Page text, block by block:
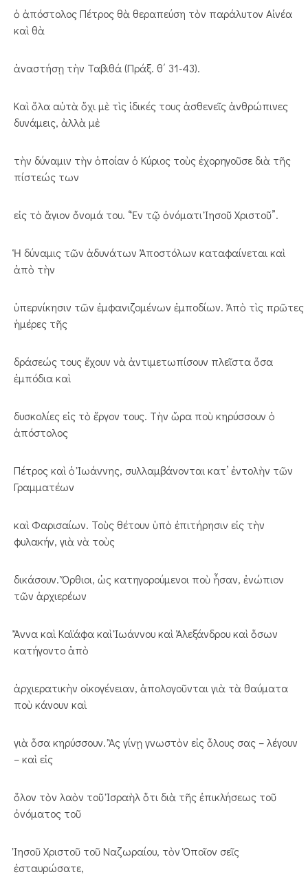
ὁ ἀπόστολος Πέτρος θὰ θεραπεύση τὸν παράλυτον Αἰνέα
καὶ θὰ
ἀναστήσῃ τὴν Ταβιθά (Πράξ. θ΄ 31-43).
Καὶ ὅλα αὐτὰ ὄχι μὲ τὶς ἰδικές τους ἀσθενεῖς ἀνθρώπινες
δυνάμεις, ἀλλὰ μὲ
τὴν δύναμιν τὴν ὁποίαν ὁ Κύριος τοὺς ἐχορηγοῦσε διὰ τῆς
πίστεώς των
εἰς τὸ ἅγιον ὄνομά του. “Ἐν τῷ ὀνόματι Ἰησοῦ Χριστοῦ”.
Ἡ δύναμις τῶν ἀδυνάτων Ἀποστόλων καταφαίνεται καὶ
ἀπὸ τὴν
ὑπερνίκησιν τῶν ἐμφανιζομένων ἐμποδίων. Ἀπὸ τὶς πρῶτες
ἡμέρες τῆς
δράσεώς τους ἔχουν νὰ ἀντιμετωπίσουν πλεῖστα ὅσα
ἐμπόδια καὶ
δυσκολίες εἰς τὸ ἔργον τους. Τὴν ὥρα ποὺ κηρύσσουν ὁ
ἀπόστολος
Πέτρος καὶ ὁ Ἰωάννης, συλλαμβάνονται κατ’ ἐντολὴν τῶν
Γραμματέων
καὶ Φαρισαίων. Τοὺς θέτουν ὑπὸ ἐπιτήρησιν εἰς τὴν
φυλακήν, γιὰ νὰ τοὺς
δικάσουν. Ὄρθιοι, ὡς κατηγορούμενοι ποὺ ἦσαν, ἐνώπιον
τῶν ἀρχιερέων
Ἄννα καὶ Καϊάφα καὶ Ἰωάννου καὶ Ἀλεξάνδρου καὶ ὅσων
κατήγοντο ἀπὸ
ἀρχιερατικὴν οἰκογένειαν, ἀπολογοῦνται γιὰ τὰ θαύματα
ποὺ κάνουν καὶ
γιὰ ὅσα κηρύσσουν. Ἂς γίνῃ γνωστὸν εἰς ὅλους σας – λέγουν
– καὶ εἰς
ὅλον τὸν λαὸν τοῦ Ἰσραὴλ ὅτι διὰ τῆς ἐπικλήσεως τοῦ
ὀνόματος τοῦ
Ἰησοῦ Χριστοῦ τοῦ Ναζωραίου, τὸν Ὁποῖον σεῖς
ἐσταυρώσατε,